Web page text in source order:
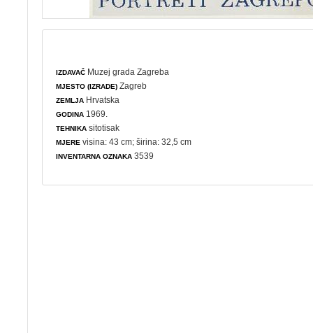
IZDAVAČ Muzej grada Zagreba
MJESTO (IZRADE) Zagreb
ZEMLJA Hrvatska
GODINA 1969.
TEHNIKA sitotisak
MJERE visina: 43 cm; širina: 32,5 cm
INVENTARNA OZNAKA 3539